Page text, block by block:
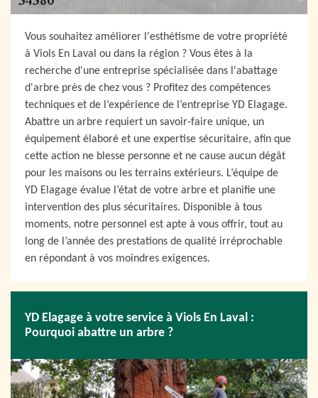
Vous souhaitez améliorer l'esthétisme de votre propriété
à Viols En Laval ou dans la région ? Vous êtes à la
recherche d'une entreprise spécialisée dans l'abattage
d'arbre près de chez vous ? Profitez des compétences
techniques et de l’expérience de l’entreprise YD Elagage.
Abattre un arbre requiert un savoir-faire unique, un
équipement élaboré et une expertise sécuritaire, afin que
cette action ne blesse personne et ne cause aucun dégât
pour les maisons ou les terrains extérieurs. L’équipe de
YD Elagage évalue l’état de votre arbre et planifie une
intervention des plus sécuritaires. Disponible à tous
moments, notre personnel est apte à vous offrir, tout au
long de l’année des prestations de qualité irréprochable
en répondant à vos moindres exigences.
YD Elagage à votre service à Viols En Laval :
Pourquoi abattre un arbre ?